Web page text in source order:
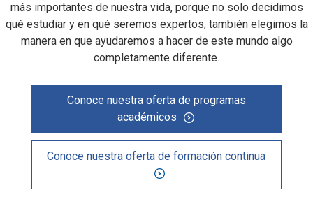
más importantes de nuestra vida, porque no solo decidimos
qué estudiar y en qué seremos expertos; también elegimos la
manera en que ayudaremos a hacer de este mundo algo
completamente diferente.
Conoce nuestra oferta de programas
académicos
Conoce nuestra oferta de formación continua